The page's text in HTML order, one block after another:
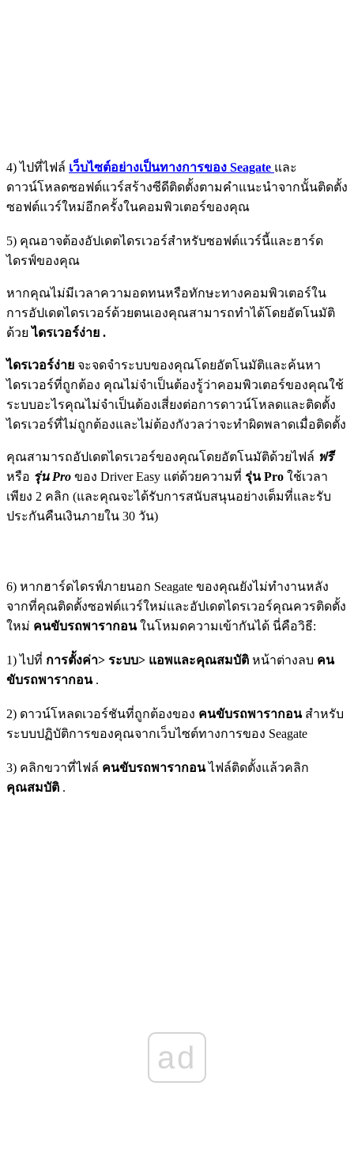
4) ไปที่ไฟล์ เว็บไซต์อย่างเป็นทางการของ Seagate และ
ดาวน์โหลดซอฟต์แวร์สร้างซีดีติดตั้งตามคำแนะนำจากนั้นติดตั้ง
ซอฟต์แวร์ใหม่อีกครั้งในคอมพิวเตอร์ของคุณ
5) คุณอาจต้องอัปเดตไดรเวอร์สำหรับซอฟต์แวร์นี้และฮาร์ด
ไดรฟ์ของคุณ
หากคุณไม่มีเวลาความอดทนหรือทักษะทางคอมพิวเตอร์ใน
การอัปเดตไดรเวอร์ด้วยตนเองคุณสามารถทำได้โดยอัตโนมัติ
ด้วยไดรเวอร์ง่าย .
ไดรเวอร์ง่าย จะจดจำระบบของคุณโดยอัตโนมัติและค้นหา
ไดรเวอร์ที่ถูกต้อง คุณไม่จำเป็นต้องรู้ว่าคอมพิวเตอร์ของคุณใช้
ระบบอะไรคุณไม่จำเป็นต้องเสี่ยงต่อการดาวน์โหลดและติดตั้ง
ไดรเวอร์ที่ไม่ถูกต้องและไม่ต้องกังวลว่าจะทำผิดพลาดเมื่อติดตั้ง
คุณสามารถอัปเดตไดรเวอร์ของคุณโดยอัตโนมัติด้วยไฟล์ ฟรี
หรือ รุ่น Pro ของ Driver Easy แต่ด้วยความที่ รุ่น Pro ใช้เวลา
เพียง 2 คลิก (และคุณจะได้รับการสนับสนุนอย่างเต็มที่และรับ
ประกันคืนเงินภายใน 30 วัน)
6) หากฮาร์ดไดรฟ์ภายนอก Seagate ของคุณยังไม่ทำงานหลัง
จากที่คุณติดตั้งซอฟต์แวร์ใหม่และอัปเดตไดรเวอร์คุณควรติดตั้ง
ใหม่ คนขับรถพารากอนในโหมดความเข้ากันได้ นี่คือวิธี:
1) ไปที่ การตั้งค่า> ระบบ> แอพและคุณสมบัติ หน้าต่างลบ คน
ขับรถพารากอน.
2) ดาวน์โหลดเวอร์ชันที่ถูกต้องของ คนขับรถพารากอนสำหรับ
ระบบปฏิบัติการของคุณจากเว็บไซต์ทางการของ Seagate
3) คลิกขวาที่ไฟล์ คนขับรถพารากอนไฟล์ติดตั้งแล้วคลิก
คุณสมบัติ .
ad